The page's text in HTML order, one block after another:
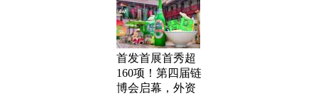
首发首展首秀超
160项！第四届链
博会启幕，外资